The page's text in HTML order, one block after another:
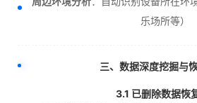
乐场所等）
三、数据深度挖掘与
3.1 已删除数据恢